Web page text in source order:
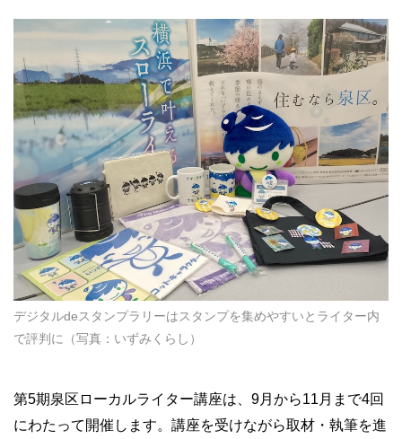
デジタルdeスタンプラリーはスタンプを集めやすいとライター内
で評判に（写真：いずみくらし）
第5期泉区ローカルライター講座は、9月から11月まで4回
にわたって開催します。講座を受けながら取材・執筆を進